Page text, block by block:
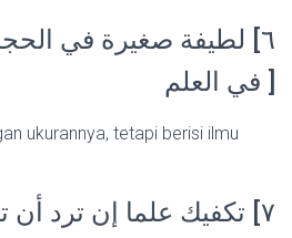
٦] لطيفة صغيرة في
في العلم ]
ukurannya, tetapi berisi ilmu
٧] تكفيك علما إن ترد أن